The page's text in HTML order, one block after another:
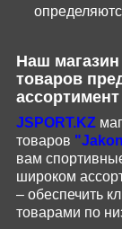
Наш магазин
товаров
JSPORT.KZ
товаров "Jakon
вам
широком
– обеспечить
товарами по